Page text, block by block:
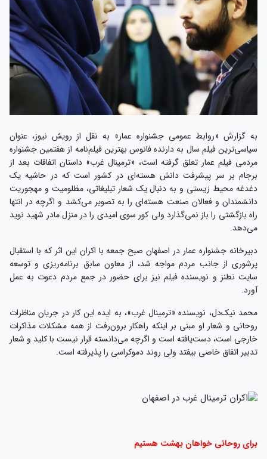
به گزارش «روابط عمومی جشنواره عمار» به نقل از رویش نیوز، عنوان
سیاسی‌ترین فیلم سال به دارنده فانوس بهترین فیلم‌نامه از هفتمین جشنواره
مردمی فیلم عمار تعلق گرفته است، «ترمینال غرب» داستان اتفاقات بعد از
برجام بر سر پیشرفت دانش هسته‌ای در کشور است که در حاشیه یک
دغدغه محیط زیستی و به دنبال یک شعار تبلیغاتی، مظلومیت و مهجوریت
دانشمندان و فعالان صنعت هسته‌ای را به تصویر می‌کشد و اگرچه در انتها
راه بازگشتی را باز نمی‌گذارد ولی کور سوی امیدی را در منزل مادر شهید نوید
می‌دهد.
دبیرخانه جشنواره عمار در اصفهان صبح جمعه با اکران این اثر که با استقبال
پرشوری از جانب مردم مواجه شد، از معاون سابق برنامه‌ریزی و توسعه
سایت نطنز و نویسنده فیلم نیز برای حضور در جمع مردم دعوت به عمل
آورد.
محمد نیک‌دل، نویسنده «ترمینال غرب»، به ایده این کار در جریان مناظرات
روحانی و شعار او مبنی بر اینکه راهکار برون‌رفت از همه مشکلات مذاکرات
خارجی است، دست‌یافته است و اگرچه می‌دانسته قرار نیست با کلید و شعار
تدبیر اتفاق خاصی بیفتد ولی روند دموکراسی را پذیرفته است.
برای روحانی خواهان بهشت هستیم